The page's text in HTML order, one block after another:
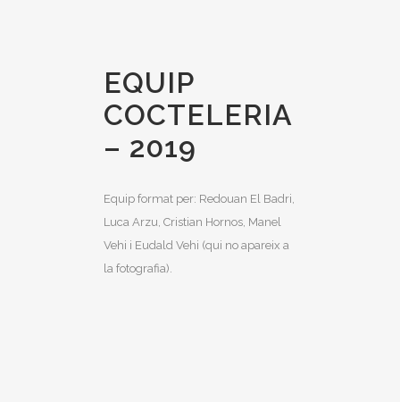
EQUIP
COCTELERIA
– 2019
Equip format per: Redouan El Badri,
Luca Arzu, Cristian Hornos, Manel
Vehi i Eudald Vehi (qui no apareix a
la fotografia).